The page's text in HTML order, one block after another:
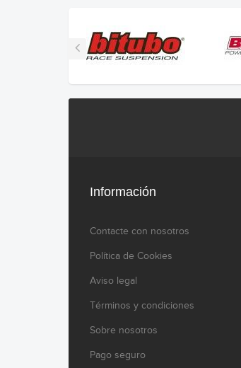
Información
Contacte con nosotros
Política de Cookies
Aviso legal
Términos y condiciones
Sobre nosotros
Pago seguro